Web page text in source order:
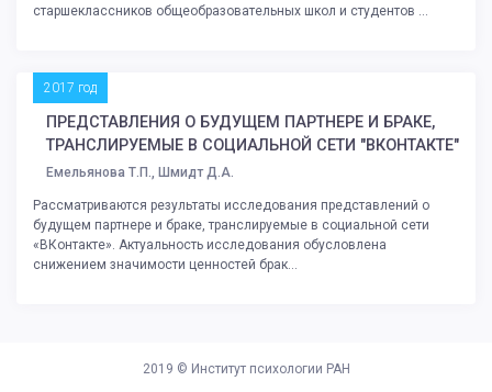
старшеклассников общеобразовательных школ и студентов ...
2017 год
ПРЕДСТАВЛЕНИЯ О БУДУЩЕМ ПАРТНЕРЕ И БРАКЕ,
ТРАНСЛИРУЕМЫЕ В СОЦИАЛЬНОЙ СЕТИ "ВКОНТАКТЕ"
Емельянова Т.П., Шмидт Д.А.
Рассматриваются результаты исследования представлений о
будущем партнере и браке, транслируемые в социальной сети
«ВКонтакте». Актуальность исследования обусловлена
снижением значимости ценностей брак...
2019 © Институт психологии РАН